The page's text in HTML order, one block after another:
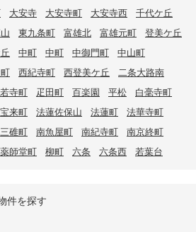
大安寺 大安寺町 大安寺西
千代ケ丘
東九条町 富雄北 富雄元町
登美ケ丘
中町 中町 中御門町
中山町
西紀寺町 西登美ケ丘
二条大路南
寺町 疋田町 百楽園 平松
白毫寺町
宝来町 法蓮佐保山 法蓮町
法華寺町
三碓町 南魚屋町 南紀寺町
南京終町
薬師堂町 柳町 六条 六条西 若葉台
件を探す